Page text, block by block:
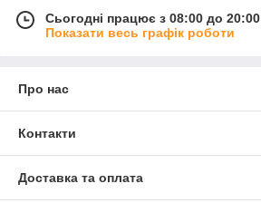
Сьогодні працює з 08:00 до 20:00
Показати весь графік роботи
Про нас
Контакти
Доставка та оплата